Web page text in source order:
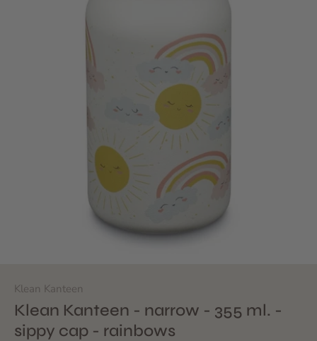
Klean Kanteen
Klean Kanteen - narrow - 355 ml. -
sippy cap - rainbows